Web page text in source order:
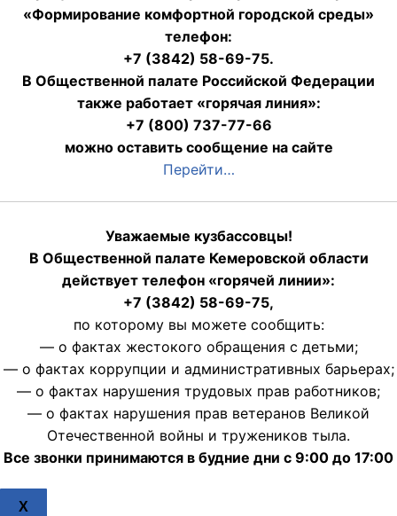
«Формирование комфортной городской среды»
телефон:
+7 (3842) 58-69-75.
В Общественной палате Российской Федерации
также работает «горячая линия»:
+7 (800) 737-77-66
можно оставить сообщение на сайте
Перейти…
Уважаемые кузбассовцы!
В Общественной палате Кемеровской области
действует телефон «горячей линии»:
+7 (3842) 58-69-75,
по которому вы можете сообщить:
— о фактах жестокого обращения с детьми;
— о фактах коррупции и административных барьерах;
— о фактах нарушения трудовых прав работников;
— о фактах нарушения прав ветеранов Великой
Отечественной войны и тружеников тыла.
Все звонки принимаются в будние дни с 9:00 до 17:00
X